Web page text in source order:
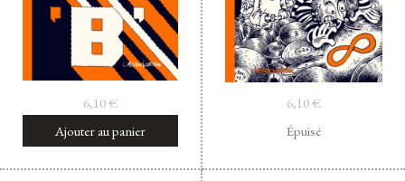
6,10€
Ajouter au panier
6,10€
Épuisé